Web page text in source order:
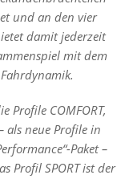
und an den vier
damit jederzeit
mit dem
Profile COMFORT,
als neue Profile in
Paket –
Profil SPORT ist der